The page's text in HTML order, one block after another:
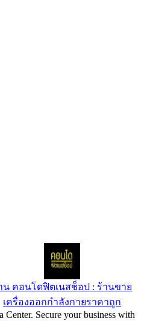
น คอนโดฟิตเนสช็อป : ร้านขาย
เครื่องออกกำลังกายราคาถูก
Secure your business with